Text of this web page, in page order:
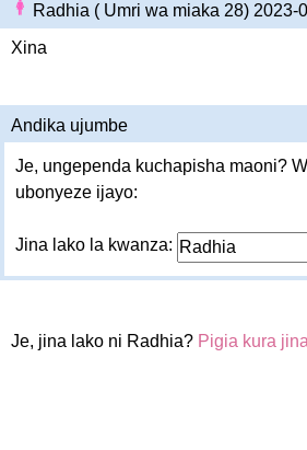
Radhia ( Umri wa miaka 28) 2023-
Xina
Andika ujumbe
Je, ungependa kuchapisha maoni?
ubonyeze ijayo:
Jina lako la kwanza:
Je, jina lako ni Radhia? Pigia kura